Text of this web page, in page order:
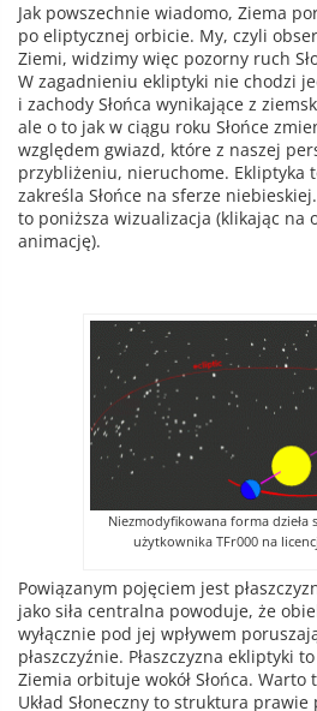
Jak powszechnie wiadomo, Ziema
po eliptycznej orbicie. My, czyli
Ziemi, widzimy więc pozorny ruch
W zagadnieniu ekliptyki nie chodzi
i zachody Słońca wynikające z
ale o to jak w ciągu roku Słońce
względem gwiazd, które z naszej
przybliżeniu, nieruchome. Ekliptyka
zakreśla Słońce na sferze
to poniższa wizualizacja (klikając na
animację).
Niezmodyfikowana forma dzieła
użytkownika TFr000 na
Powiązanym pojęciem jest
jako siła centralna powoduje, że
wyłącznie pod jej wpływem
płaszczyźnie. Płaszczyzna ekliptyki
Ziemia orbituje wokół Słońca.
Układ Słoneczny to struktura prawie